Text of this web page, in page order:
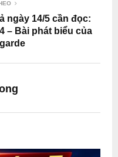
ngày 14/5 cần đọc:
– Bài phát biểu của